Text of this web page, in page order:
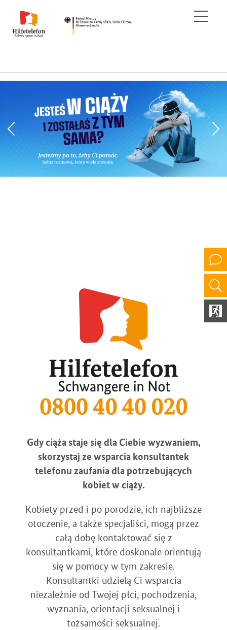
Gdy ciąża staje się dla Ciebie wyzwaniem,
skorzystaj ze wsparcia konsultantek
telefonu zaufania dla potrzebujących
kobiet w ciąży.
Kobiety przed i po porodzie, ich najbliższe
otoczenie, a także specjaliści, mogą przez
całą dobę kontaktować się z
konsultantkami, które doskonale orientują
się w pomocy w tym zakresie.
Konsultantki udzielą Ci wsparcia
niezależnie od Twojej płci, pochodzenia,
wyznania, orientacji seksualnej i
tożsamości seksualnej.